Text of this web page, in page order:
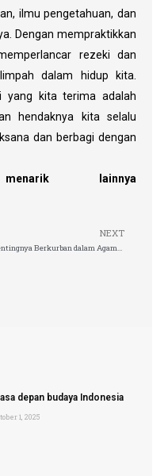
ilmu pengetahuan, dan
Dengan mempraktikkan
rezeki dan
dalam hidup kita.
yang kita terima adalah
hendaknya kita selalu
dan berbagi dengan
lainnya
NEXT
Pentingnya Berkurban dalam Agama | Nilai-nilai yang Dapat Dipetik
depan budaya Indonesia
1, 2025